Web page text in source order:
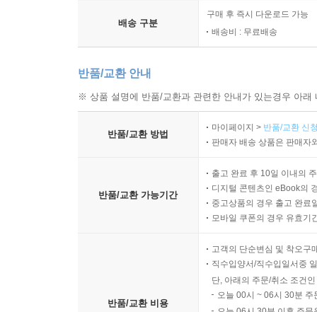
배송 구분
구매 후 즉시 다운로드 가능
배송비 : 무료배송
반품/교환 안내
※ 상품 설명에 반품/교환과 관련한 안내가 있는경우 아
반품/교환 방법
마이페이지 > 반품/교환 신
판매자 배송 상품은 판매자
반품/교환 가능기간
출고 완료 후 10일 이내의
디지털 콘텐츠인 eBook의
중고상품의 경우 출고 완료
모바일 쿠폰의 경우 유효기
반품/교환 비용
고객의 단순변심 및 착오구
직수입양서/직수입일서중
단, 아래의 주문/취소 조건
오늘 00시 ~ 06시 30분